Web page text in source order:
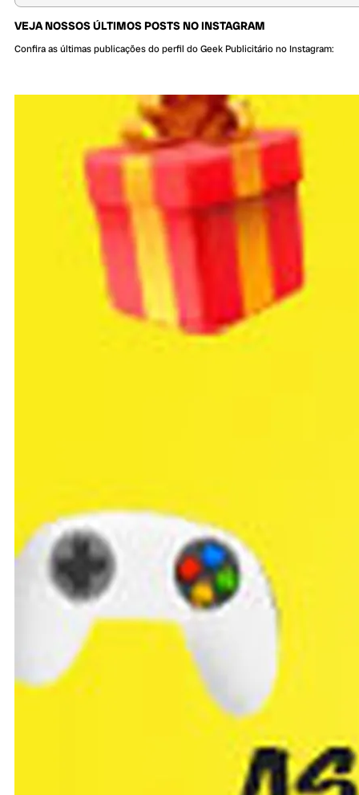
VEJA NOSSOS ÚLTIMOS POSTS NO INSTAGRAM
Confira as últimas publicações do perfil do Geek Publicitário no Instagram: